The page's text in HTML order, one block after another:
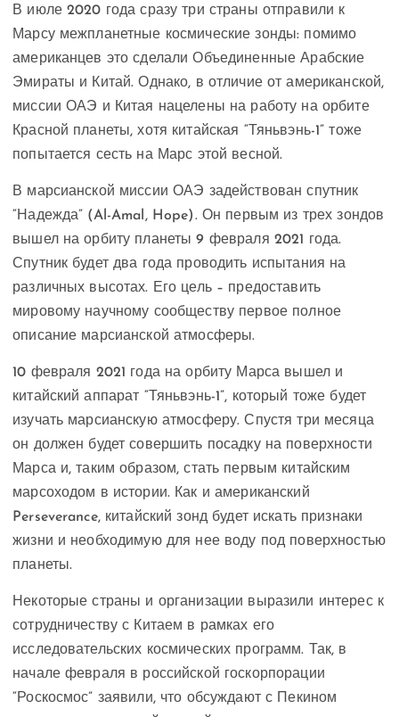
В июле 2020 года сразу три страны отправили к
Марсу межпланетные космические зонды: помимо
американцев это сделали Объединенные Арабские
Эмираты и Китай. Однако, в отличие от американской,
миссии ОАЭ и Китая нацелены на работу на орбите
Красной планеты, хотя китайская “Тяньвэнь-1” тоже
попытается сесть на Марс этой весной.
В марсианской миссии ОАЭ задействован спутник
“Надежда” (Al-Amal, Hope). Он первым из трех зондов
вышел на орбиту планеты 9 февраля 2021 года.
Спутник будет два года проводить испытания на
различных высотах. Его цель – предоставить
мировому научному сообществу первое полное
описание марсианской атмосферы.
10 февраля 2021 года на орбиту Марса вышел и
китайский аппарат “Тяньвэнь-1”, который тоже будет
изучать марсианскую атмосферу. Спустя три месяца
он должен будет совершить посадку на поверхности
Марса и, таким образом, стать первым китайским
марсоходом в истории. Как и американский
Perseverance, китайский зонд будет искать признаки
жизни и необходимую для нее воду под поверхностью
планеты.
Некоторые страны и организации выразили интерес к
сотрудничеству с Китаем в рамках его
исследовательских космических программ. Так, в
начале февраля в российской госкорпорации
“Роскосмос” заявили, что обсуждают с Пекином